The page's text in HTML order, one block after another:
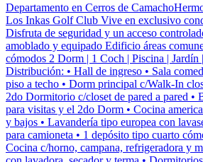
Departamento en Cerros de
Los Inkas Golf Club Vive en exclusivo
Disfruta de seguridad y un acceso
amoblado y equipado Edificio áreas
cómodos 2 Dorm | 1 Coch | Piscina | Jardín
Distribución: • Hall de ingreso • Sala
piso a techo • Dorm principal c/Walk-In
2do Dormitorio c/closet de pared a pared •
para visitas y el 2do Dorm • Cocina
y bajos • Lavandería tipo europea con
para camioneta • 1 depósito tipo cuarto
Cocina c/horno, campana, refrigeradora y